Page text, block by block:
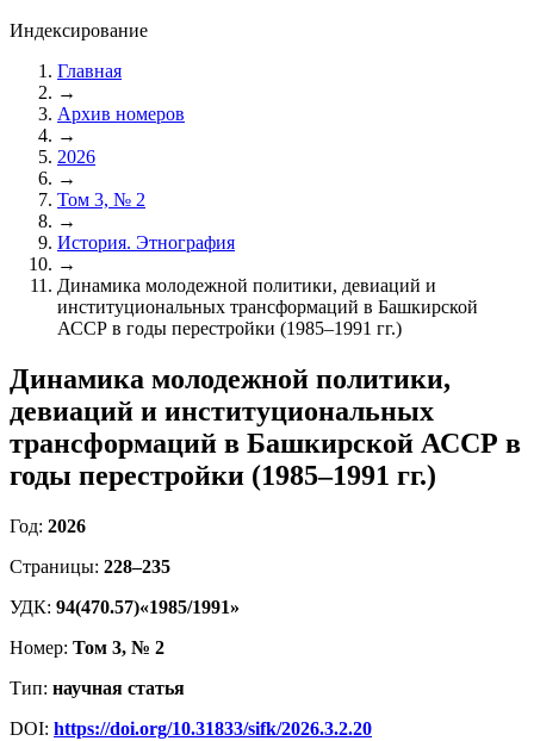
Индексирование
Главная
→
Архив номеров
→
2026
→
Том 3, № 2
→
История. Этнография
→
Динамика молодежной политики, девиаций и
институциональных трансформаций в Башкирской
АССР в годы перестройки (1985–1991 гг.)
Динамика молодежной политики,
девиаций и институциональных
трансформаций в Башкирской АССР в
годы перестройки (1985–1991 гг.)
Год: 2026
Страницы: 228–235
УДК: 94(470.57)«1985/1991»
Номер: Том 3, № 2
Тип: научная статья
DOI: https://doi.org/10.31833/sifk/2026.3.2.20